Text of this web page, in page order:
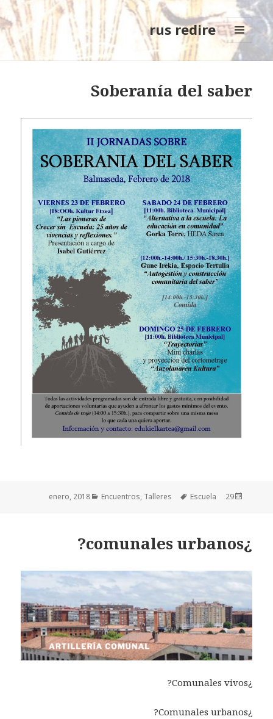
rus redire
MENÚ
Y
Soberanía del saber
Publicado
29 enero, 2018
Categorías Encuentros, TalleresEtiquetas Escuela
¿comunales urbanos?
¿Comunales vivos?
¿Comunales urbanos?